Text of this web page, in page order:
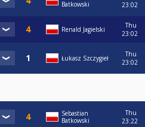
Batkowski
23:02
Renald Jagielski
Thu
23:02
Łukasz Szczygieł
Thu
23:02
Sebastian
Batkowski
Thu
23:22